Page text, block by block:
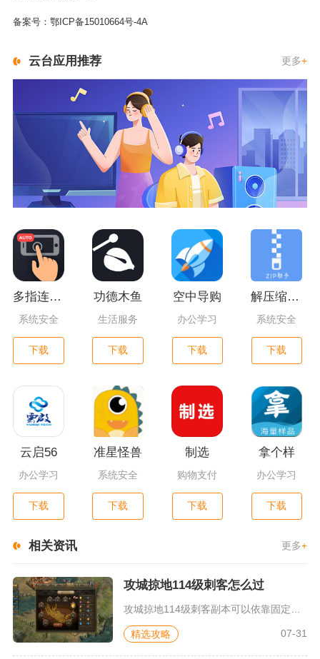
备案号： 鄂ICP备15010664号-4A
云台应用推荐 更多+
多指连点器
系统安全
下载
功德木鱼
生活服务
下载
空中导购
办公学习
下载
解压缩精灵
系统安全
下载
云启56
办公学习
下载
准星怪兽
系统安全
下载
制选
购物支付
下载
拿个样
办公学习
下载
相关资讯 更多+
攻城掠地114级刺客怎么过
精选攻略 07-31